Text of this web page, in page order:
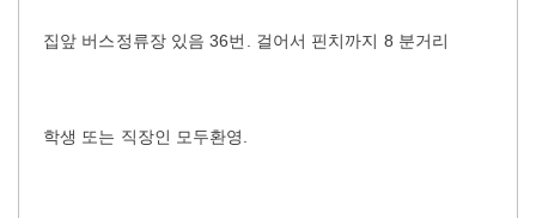
집앞 버스정류장 있음 36번. 걸어서 핀치까지 8 분거리
학생 또는 직장인 모두환영.